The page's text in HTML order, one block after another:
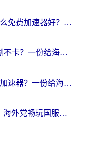
玩崩坏学园2海外用什么免费加速器好？2026海外党亲测国服游戏加速指南
国外如何玩新笑傲江湖不卡？一份给海外游子的终极网络指南
在南非玩刀塔2用什么加速器？一份给海外游子的终极生存指南
Dive用什么加速器好？海外党畅玩国服游戏的终极避坑指南